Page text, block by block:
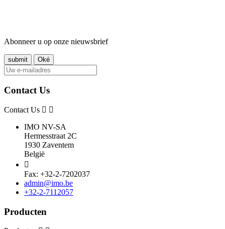
Abonneer u op onze nieuwsbrief
Contact Us
Contact Us
IMO NV-SA
Hermesstraat 2C
1930 Zaventem
België

Fax: +32-2-7202037
admin@imo.be
+32-2-7112057
Producten